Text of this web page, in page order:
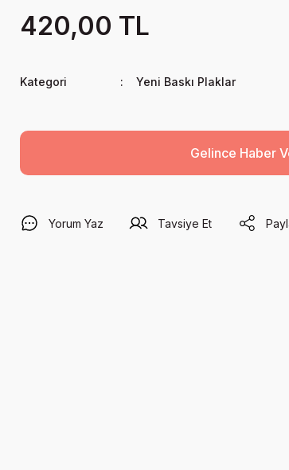
420,00 TL
Kategori Yeni Baskı Plaklar
Gelince Haber
Yorum Yaz Tavsiye Et